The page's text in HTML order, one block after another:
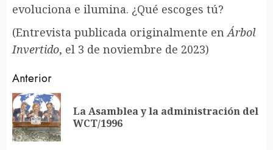
evoluciona e ilumina. ¿Qué escoges tú?
(Entrevista publicada originalmente enÁrbol
Invertido, el 3 de noviembre de 2023)
Sigue
leyendo
Anterior
La Asamblea y la administración del
WCT/1996